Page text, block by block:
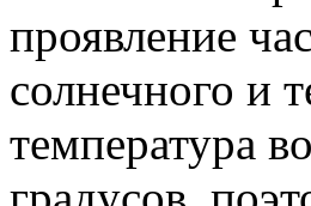
проявление
солнечного и
температура